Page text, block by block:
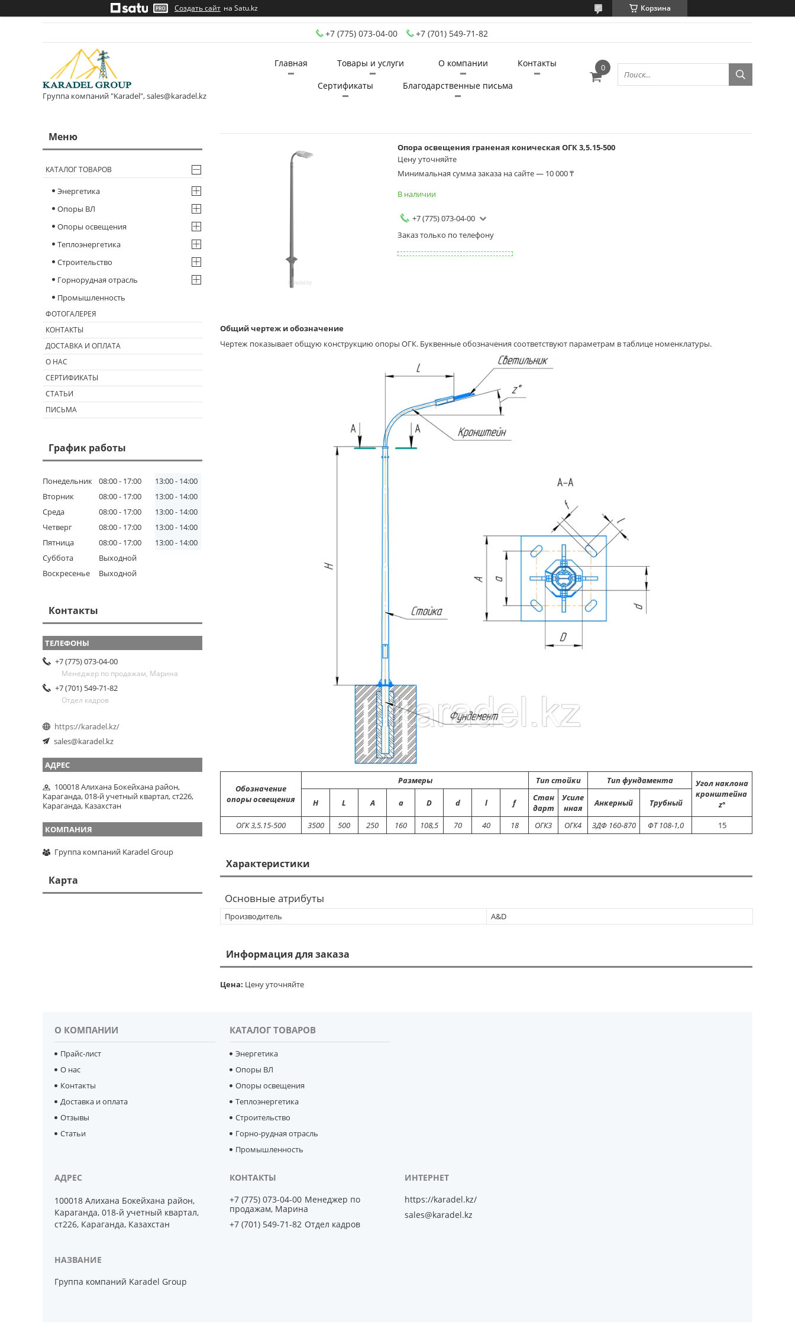
Создать сайт на Satu.kz Корзина
+7 (775) 073-04-00 +7 (701) 549-71-82
Группа компаний "Karadel", sales@karadel.kz
Главная Товары и услуги О компании
Контакты
Сертификаты
Благодарственные письма
Опора освещения граненая коническая ОГК 3,5.15-500
Цену уточняйте
Минимальная сумма заказа на сайте — 10 000 ₸
В наличии
+7 (775) 073-04-00
Заказ только по телефону
Общий чертеж и обозначение
Чертеж показывает общую конструкцию опоры ОГК. Буквенные обозначения соответствуют параметрам в таблице номенклатуры.
Обозначение
опоры освещения
Размеры Тип стойки Тип фундамента
Угол наклона
кронштейна
z°
Н L A a D d l f
Стан
дарт
Усиле
нная
Анкерный Трубный
ОГК 3,5.15-500 3500 500 250 160 108,5 70 40 18 ОГК3 ОГК4 ЗДФ 160-870 ФТ 108-1,0 15
Характеристики
Основные атрибуты
Производитель A&D
Информация для заказа
Цена: Цену уточняйте
КАТАЛОГ ТОВАРОВ
Энергетика
Опоры ВЛ
Опоры освещения
Теплоэнергетика
Строительство
Горнорудная отрасль
Промышленность
ФОТОГАЛЕРЕЯ
КОНТАКТЫ
ДОСТАВКА И ОПЛАТА
О НАС
СЕРТИФИКАТЫ
СТАТЬИ
ПИСЬМА
График работы
Понедельник 08:00 17:00 13:00
14:00
Вторник
08:00 17:00 13:00
14:00
Среда
08:00 17:00 13:00
14:00
Четверг
08:00 17:00 13:00
14:00
Пятница
08:00 17:00 13:00
14:00
Суббота
Выходной
Воскресенье
Выходной
Контакты
+7 (775) 073-04-00
Менеджер по продажам, Марина
+7 (701) 549-71-82
Отдел кадров
https://karadel.kz/
sales@karadel.kz
100018 Алихана Бокейхана район,
Караганда, 018-й учетный квартал, ст226,
Караганда, Казахстан
Группа компаний Karadel Group
Карта
О КОМПАНИИ
Прайс-лист
О нас
Контакты
Доставка и оплата
Отзывы
Статьи
КАТАЛОГ ТОВАРОВ
Энергетика
Опоры ВЛ
Опоры освещения
Теплоэнергетика
Строительство
Горно-рудная отрасль
Промышленность
100018 Алихана Бокейхана район,
Караганда, 018-й учетный квартал,
ст226, Караганда, Казахстан
Группа компаний Karadel Group
+7 (775) 073-04-00 Менеджер по
продажам, Марина
+7 (701) 549-71-82 Отдел кадров
https://karadel.kz/
sales@karadel.kz